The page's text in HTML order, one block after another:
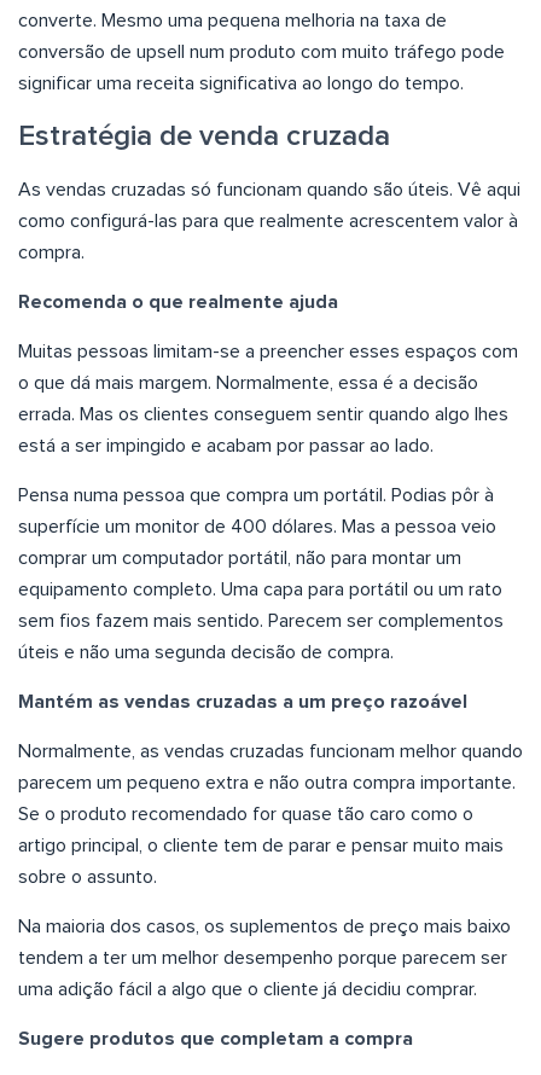
converte. Mesmo uma pequena melhoria na taxa de
conversão de upsell num produto com muito tráfego pode
significar uma receita significativa ao longo do tempo.
Estratégia de venda cruzada
As vendas cruzadas só funcionam quando são úteis. Vê aqui
como configurá-las para que realmente acrescentem valor à
compra.
Recomenda o que realmente ajuda
Muitas pessoas limitam-se a preencher esses espaços com
o que dá mais margem. Normalmente, essa é a decisão
errada. Mas os clientes conseguem sentir quando algo lhes
está a ser impingido e acabam por passar ao lado.
Pensa numa pessoa que compra um portátil. Podias pôr à
superfície um monitor de 400 dólares. Mas a pessoa veio
comprar um computador portátil, não para montar um
equipamento completo. Uma capa para portátil ou um rato
sem fios fazem mais sentido. Parecem ser complementos
úteis e não uma segunda decisão de compra.
Mantém as vendas cruzadas a um preço razoável
Normalmente, as vendas cruzadas funcionam melhor quando
parecem um pequeno extra e não outra compra importante.
Se o produto recomendado for quase tão caro como o
artigo principal, o cliente tem de parar e pensar muito mais
sobre o assunto.
Na maioria dos casos, os suplementos de preço mais baixo
tendem a ter um melhor desempenho porque parecem ser
uma adição fácil a algo que o cliente já decidiu comprar.
Sugere produtos que completam a compra